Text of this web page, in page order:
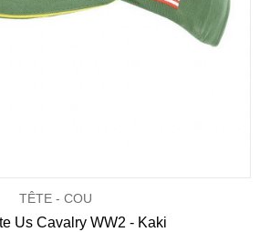
TÊTE - COU
Us Cavalry WW2 - Kaki